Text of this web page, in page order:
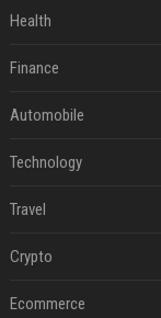
Health
Finance
Automobile
Technology
Travel
Crypto
Ecommerce